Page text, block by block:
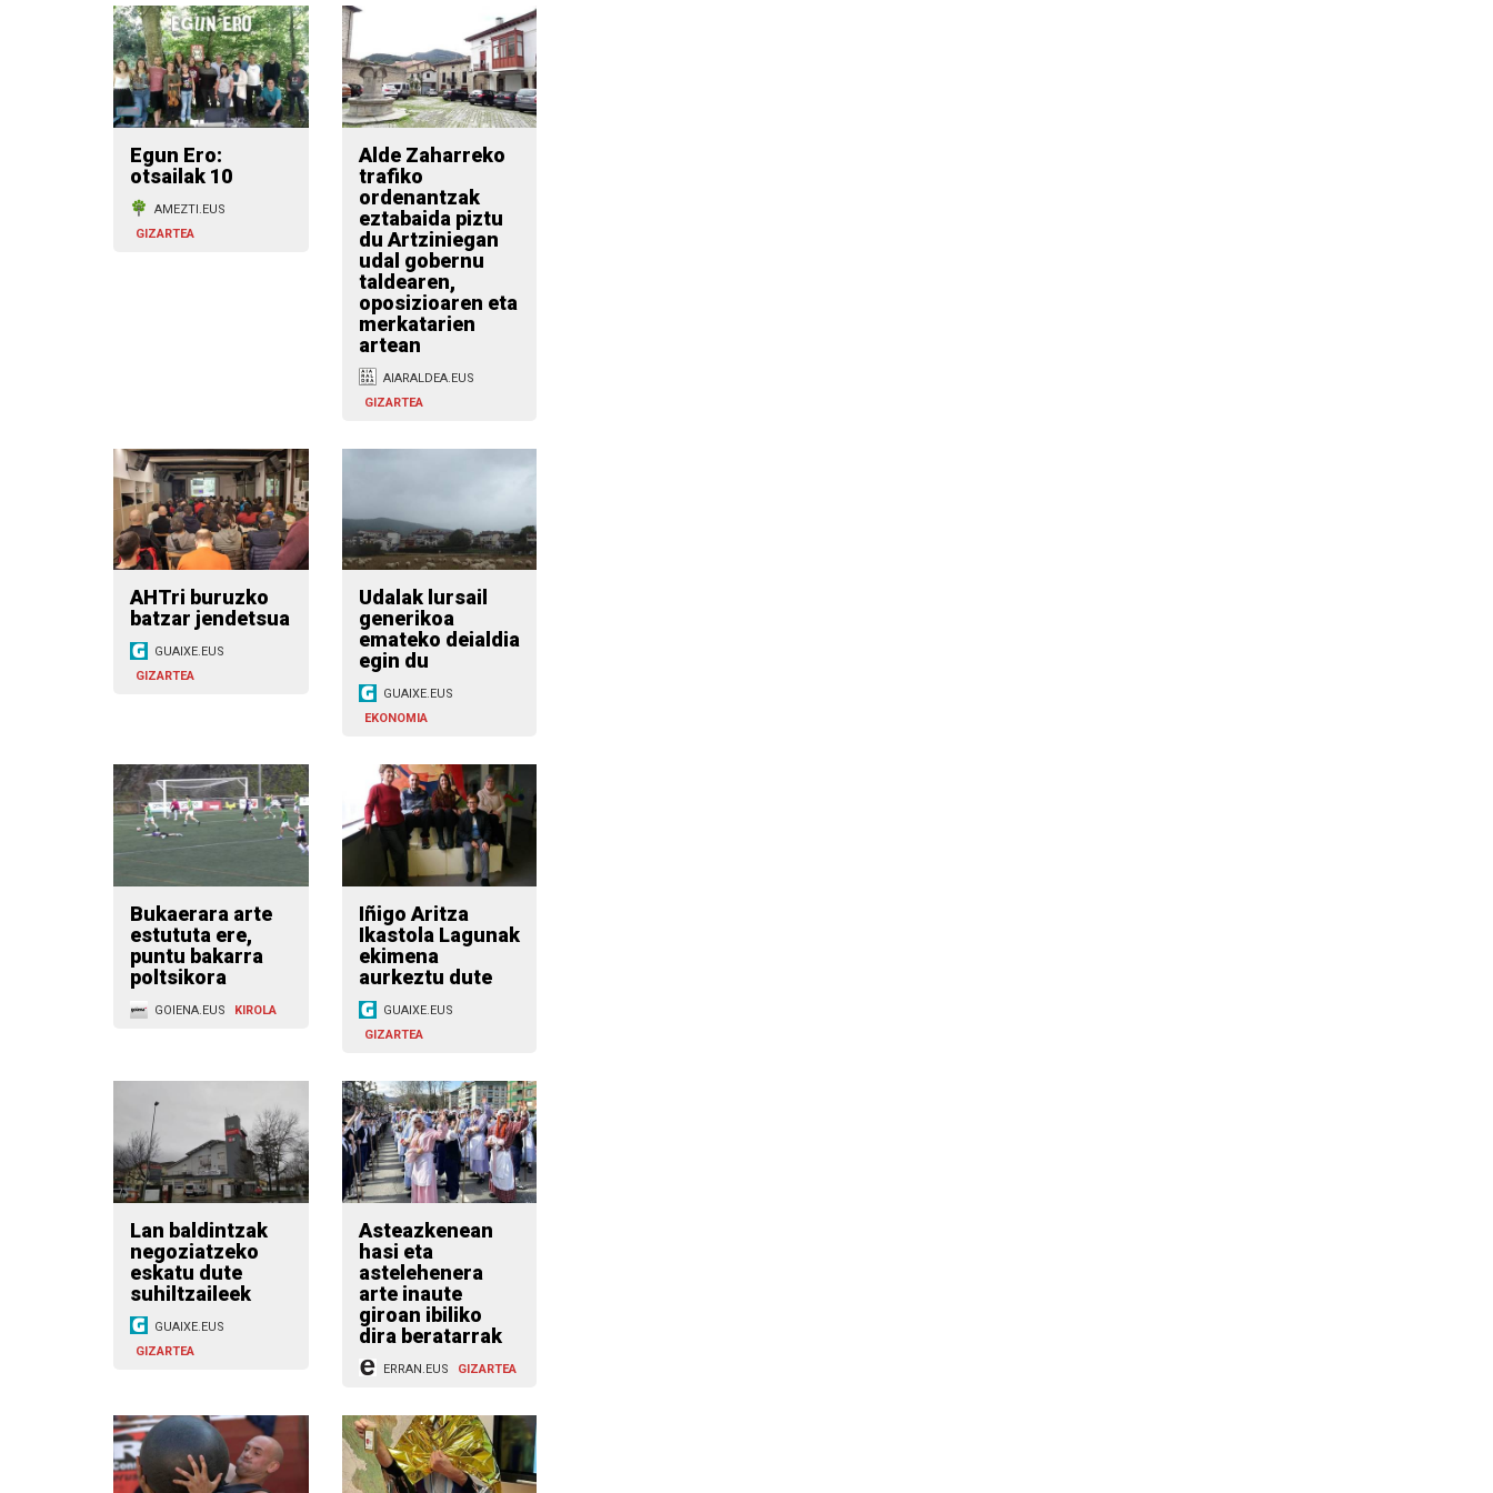
Egun Ero:
otsailak 10
AMEZTI.EUS
GIZARTEA
Alde Zaharreko
trafiko
ordenantzak
eztabaida piztu
du Artziniegan
udal gobernu
taldearen,
oposizioaren eta
merkatarien
artean
AIARALDEA.EUS
GIZARTEA
AHTri buruzko
batzar jendetsua
GUAIXE.EUS
GIZARTEA
Udalak lursail
generikoa
emateko deialdia
egin du
GUAIXE.EUS
EKONOMIA
Bukaerara arte
estututa ere,
puntu bakarra
poltsikora
GOIENA.EUS KIROLA
Iñigo Aritza
Ikastola Lagunak
ekimena
aurkeztu dute
GUAIXE.EUS
GIZARTEA
Lan baldintzak
negoziatzeko
eskatu dute
suhiltzaileek
GUAIXE.EUS
GIZARTEA
Asteazkenean
hasi eta
astelehenera
arte inaute
giroan ibiliko
dira beratarrak
ERRAN.EUS GIZARTEA